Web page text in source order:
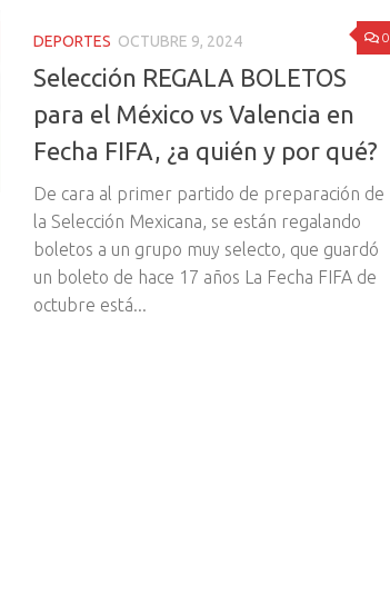
0
DEPORTES OCTUBRE 9, 2024
Selección REGALA BOLETOS
para el México vs Valencia en
Fecha FIFA, ¿a quién y por qué?
De cara al primer partido de preparación de
la Selección Mexicana, se están regalando
boletos a un grupo muy selecto, que guardó
un boleto de hace 17 años La Fecha FIFA de
octubre está...